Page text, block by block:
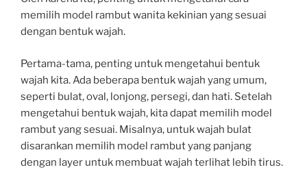
memilih model rambut wanita kekinian yang sesuai
dengan bentuk wajah.
Pertama-tama, penting untuk mengetahui bentuk
wajah kita. Ada beberapa bentuk wajah yang umum,
seperti bulat, oval, lonjong, persegi, dan hati. Setelah
mengetahui bentuk wajah, kita dapat memilih model
rambut yang sesuai. Misalnya, untuk wajah bulat
disarankan memilih model rambut yang panjang
dengan layer untuk membuat wajah terlihat lebih tirus.